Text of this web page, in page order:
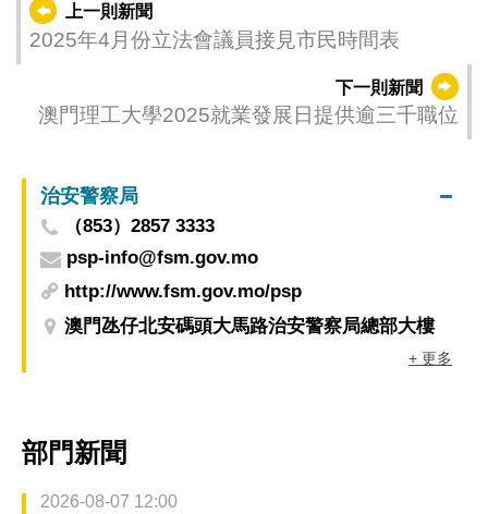
上一則新聞
2025年4月份立法會議員接見市民時間表
下一則新聞
澳門理工大學2025就業發展日提供逾三千職位
治安警察局
（853）2857 3333
psp-info@fsm.gov.mo
http://www.fsm.gov.mo/psp
澳門氹仔北安碼頭大馬路治安警察局總部大樓
+ 更多
部門新聞
2026-08-07 12:00